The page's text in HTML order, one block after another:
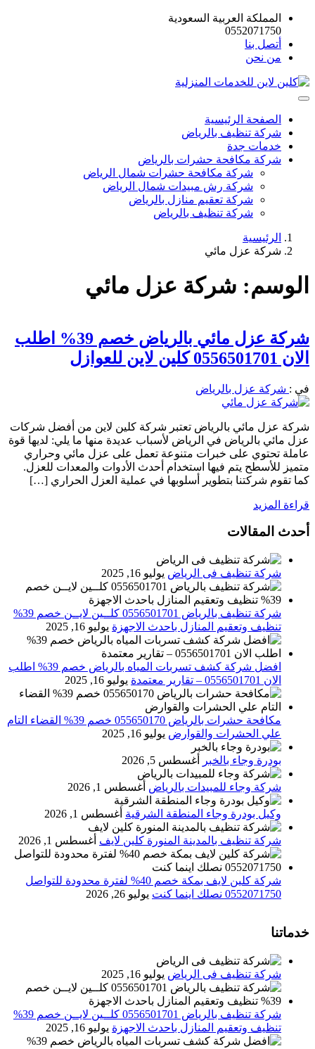
المملكة العربية السعودية
0552071750
أتصل بنا
من نحن
الصفحة الرئيسية
شركة تنظيف بالرياض
خدمات جدة
شركة مكافحة حشرات بالرياض
شركة مكافحة حشرات شمال الرياض
شركة رش مبيدات شمال الرياض
شركة تعقيم منازل بالرياض
شركة تنظيف بالرياض
الرئيسية
شركة عزل مائي
الوسم: شركة عزل مائي
شركة عزل مائي بالرياض خصم 39% اطلب
الان 0556501701 كلين لاين للعوازل
في : شركة عزل بالرياض
شركة عزل مائي بالرياض تعتبر شركة كلين لاين من أفضل شركات
عزل مائي بالرياض في الرياض لأسباب عديدة منها ما يلي: لديها قوة
عاملة تحتوي على خبرات متنوعة تعمل على عزل مائي وحراري
متميز للأسطح يتم فيها استخدام أحدث الأدوات والمعدات للعزل.
كما تقوم شركتنا بتطوير أسلوبها في عملية العزل الحراري […]
قراءة المزيد
أحدث المقالات
شركة تنظيف فى الرياض يوليو 16, 2025
شركة تنظيف بالرياض 0556501701 كلــين لايــن خصم 39%
تنظيف وتعقيم المنازل باحدث الاجهزة يوليو 16, 2025
افضل شركة كشف تسربات المياه بالرياض خصم 39% اطلب
الان 0556501701‬‏ – تقارير معتمدة
يوليو 16, 2025
مكافحة حشرات بالرياض 055650170 خصم 39% القضاء التام
علي الحشرات والقوارض يوليو 16, 2025
بودرة وجاء بالخبر أغسطس 5, 2026
شركة وجاء للمبيدات بالرياض أغسطس 1, 2026
وكيل بودرة وجاء المنطقة الشرقية أغسطس 1, 2026
شركة تنظيف بالمدينة المنورة كلين لايف أغسطس 1, 2026
شركة كلين لايف بمكة خصم 40% لفترة محدودة للتواصل
0552071750 نصلك اينما كنت
يوليو 26, 2026
خدماتنا
شركة تنظيف فى الرياض يوليو 16, 2025
شركة تنظيف بالرياض 0556501701 كلــين لايــن خصم 39%
تنظيف وتعقيم المنازل باحدث الاجهزة يوليو 16, 2025